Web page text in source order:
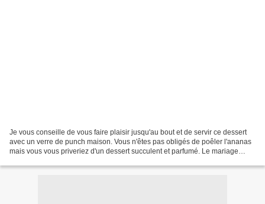
Je vous conseille de vous faire plaisir jusqu'au bout et de servir ce dessert
avec un verre de punch maison. Vous n'êtes pas obligés de poêler l'ananas
mais vous vous priveriez d'un dessert succulent et parfumé. Le mariage